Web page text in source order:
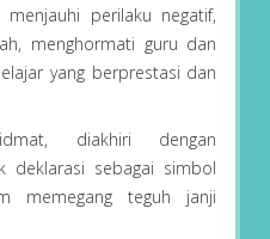
perilaku negatif,
menghormati guru dan
yang berprestasi dan
diakhiri dengan
deklarasi sebagai simbol
memegang teguh janji